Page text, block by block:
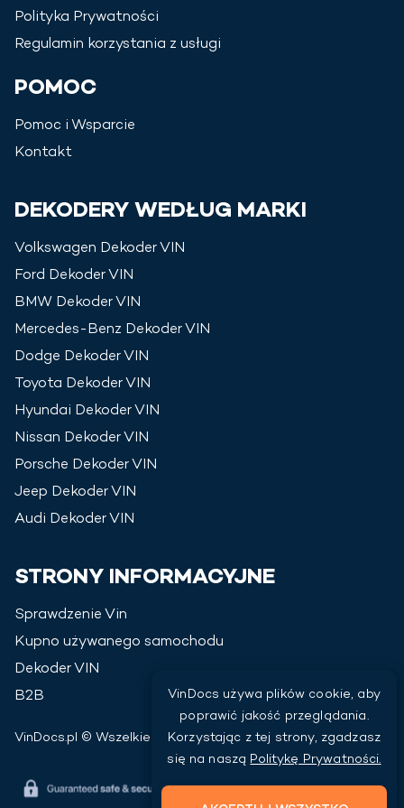
VinDocs używa plików cookie, aby
poprawić jakość przeglądania.
Korzystając z tej strony, zgadzasz
się na naszą Politykę Prywatności.
Polityka Prywatności
Regulamin korzystania z usługi
POMOC
Pomoc i Wsparcie
Kontakt
DEKODERY WEDŁUG MARKI
Volkswagen Dekoder VIN
Ford Dekoder VIN
BMW Dekoder VIN
Mercedes-Benz Dekoder VIN
Dodge Dekoder VIN
Toyota Dekoder VIN
Hyundai Dekoder VIN
Nissan Dekoder VIN
Porsche Dekoder VIN
Jeep Dekoder VIN
Audi Dekoder VIN
STRONY INFORMACYJNE
Sprawdzenie Vin
Kupno używanego samochodu
Dekoder VIN
B2B
VinDocs.pl © Wszelkie prawa zastrzeżone 2026